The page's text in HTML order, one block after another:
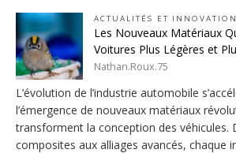
ACTUALITÉS ET
Les Nouveaux Matériaux
Voitures Plus Légères et
Nathan.Roux.75
L’évolution de l’industrie automobile
l’émergence de nouveaux matériaux
transforment la conception des véhicules.
composites aux alliages avancés, chaque